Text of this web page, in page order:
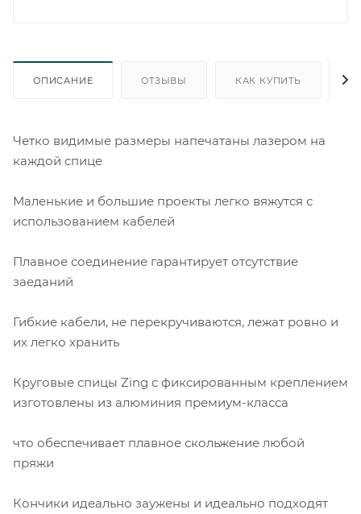
ОПИСАНИЕ ОТЗЫВЫ КАК КУПИТЬ
Четко видимые размеры напечатаны лазером на
каждой спице
Маленькие и большие проекты легко вяжутся с
использованием кабелей
Плавное соединение гарантирует отсутствие
заеданий
Гибкие кабели, не перекручиваются, лежат ровно и
их легко хранить
Круговые спицы Zing с фиксированным креплением
изготовлены из алюминия премиум-класса
что обеспечивает плавное скольжение любой
пряжи
Кончики идеально заужены и идеально подходят